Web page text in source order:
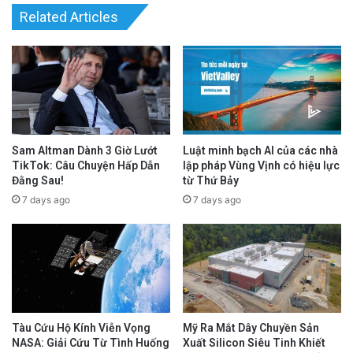
vài lần đem xe đi sửa chữa, 53% chủ xe điện
không phải là Tesla cho biết chi phí sửa xe của
họ thấp hơn so với xe chạy xăng. 41% chủ
nhân xe Tesla cũng đồng ý như vậy.
advertisement
Related Articles
Sam Altman Dành 3 Giờ Lướt
TikTok: Câu Chuyện Hấp Dẫn
Đằng Sau!
7 days ago
Luật minh bạch AI của các nhà
lập pháp Vùng Vịnh có hiệu lực
từ Thứ Bảy
7 days ago
Tàu Cứu Hộ Kính Viễn Vọng
NASA: Giải Cứu Từ Tình Huống
Mỹ Ra Mắt Dây Chuyền Sản
Xuất Silicon Siêu Tinh Khiết